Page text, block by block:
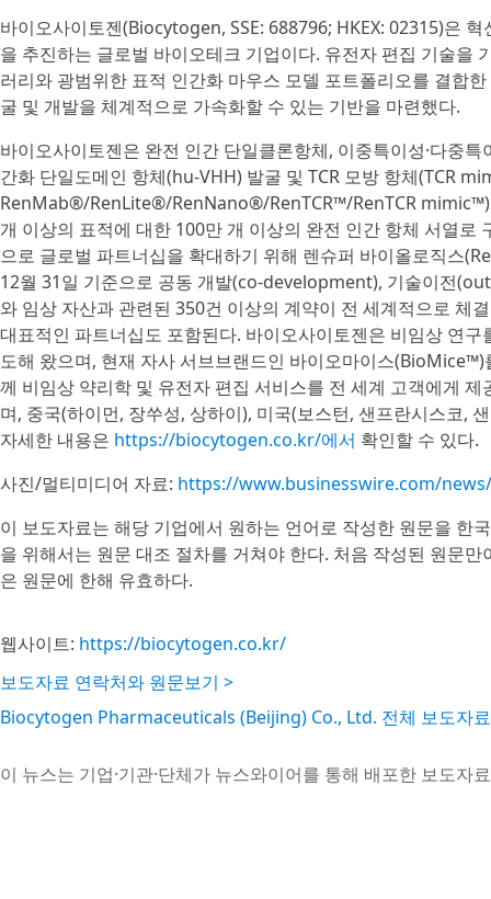
바이오사이토젠(Biocytogen, SSE: 688796; HKEX: 02315)은
을 추진하는 글로벌 바이오테크 기업이다. 유전자 편집 기술을
러리와 광범위한 표적 인간화 마우스 모델 포트폴리오를 결합
굴 및 개발을 체계적으로 가속화할 수 있는 기반을 마련했다.
바이오사이토젠은 완전 인간 단일클론항체, 이중특이성·다중
간화 단일도메인 항체(hu-VHH) 발굴 및 TCR 모방 항체(TCR
RenMab®/RenLite®/RenNano®/RenTCR™/RenTCR mimic™)
개 이상의 표적에 대한 100만 개 이상의 완전 인간 항체 서열
으로 글로벌 파트너십을 확대하기 위해 렌슈퍼 바이올로직스
12월 31일 기준으로 공동 개발(co-development), 기술이전
와 임상 자산과 관련된 350건 이상의 계약이 전 세계적으로 체
대표적인 파트너십도 포함된다. 바이오사이토젠은 비임상 연
도해 왔으며, 현재 자사 서브브랜드인 바이오마이스
께 비임상 약리학 및 유전자 편집 서비스를 전 세계 고객에게
며, 중국(하이먼, 장쑤성, 상하이), 미국(보스턴, 샌프란시스코,
자세한 내용은 https://biocytogen.co.kr/에서 확인할 수 있다.
사진/멀티미디어 자료: https://www.businesswire.com/
이 보도자료는 해당 기업에서 원하는 언어로 작성한 원문을 한
을 위해서는 원문 대조 절차를 거쳐야 한다. 처음 작성된 원문
은 원문에 한해 유효하다.
웹사이트: https://biocytogen.co.kr/
보도자료 연락처와 원문보기 >
Biocytogen Pharmaceuticals (Beijing) Co., Ltd. 전체 보도자
이 뉴스는 기업·기관·단체가 뉴스와이어를 통해 배포한 보도자